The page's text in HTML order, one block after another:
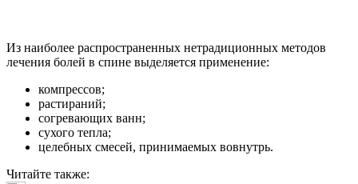
Из наиболее распространенных нетрадиционных методов
лечения болей в спине выделяется применение:
компрессов;
растираний;
согревающих ванн;
сухого тепла;
целебных смесей, принимаемых вовнутрь.
Читайте также: